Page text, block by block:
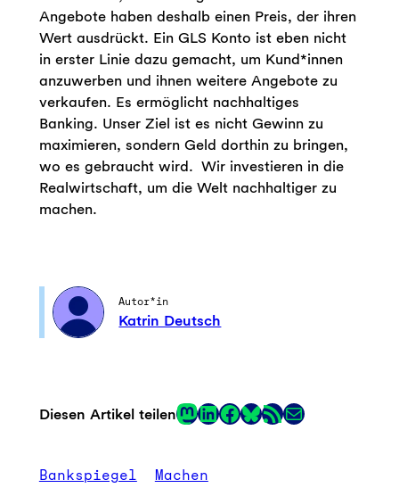
Angebote haben deshalb einen Preis, der ihren
Wert ausdrückt. Ein GLS Konto ist eben nicht
in erster Linie dazu gemacht, um Kund*innen
anzuwerben und ihnen weitere Angebote zu
verkaufen. Es ermöglicht nachhaltiges
Banking. Unser Ziel ist es nicht Gewinn zu
maximieren, sondern Geld dorthin zu bringen,
wo es gebraucht wird. Wir investieren in die
Realwirtschaft, um die Welt nachhaltiger zu
machen.
Autor*in
Katrin Deutsch
Diesen Artikel teilenMastodon
LinkedIn
Facebook
LinkRSS-Feed
E-Mail
Bankspiegel Machen